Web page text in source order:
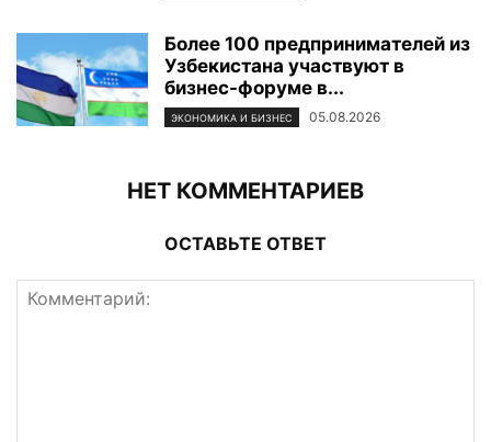
Более 100 предпринимателей из
Узбекистана участвуют в
бизнес-форуме в...
ЭКОНОМИКА И БИЗНЕС 05.08.2026
НЕТ КОММЕНТАРИЕВ
ОСТАВЬТЕ ОТВЕТ